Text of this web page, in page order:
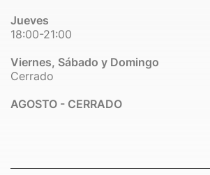
Jueves
18:00-21:00
Viernes, Sábado y Domingo
Cerrado
AGOSTO - CERRADO